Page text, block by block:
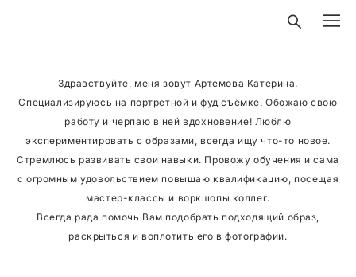
Здравствуйте, меня зовут Артемова Катерина.
Специализируюсь на портретной и фуд съёмке. Обожаю свою
работу и черпаю в ней вдохновение! Люблю
экспериментировать с образами, всегда ищу что-то новое.
Стремлюсь развивать свои навыки. Провожу обучения и сама
с огромным удовольствием повышаю квалификацию, посещая
мастер-классы и воркшопы коллег.
Всегда рада помочь Вам подобрать подходящий образ,
раскрыться и воплотить его в фотографии.